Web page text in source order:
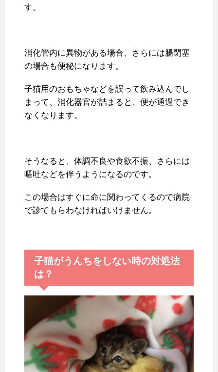
す。
消化管内に異物がある場合、さらには腸閉塞
の場合も便秘になります。
子猫用のおもちゃなどを誤って飲み込んでし
まって、消化器官が詰まると、便が通過でき
なくなります。
そうなると、体調不良や食欲不振、さらには
嘔吐などを伴うようになるのです。
この場合はすぐに命に関わってくるので病院
で診てもらわなければいけません。
子猫がうんちをしない時の対処法
は？